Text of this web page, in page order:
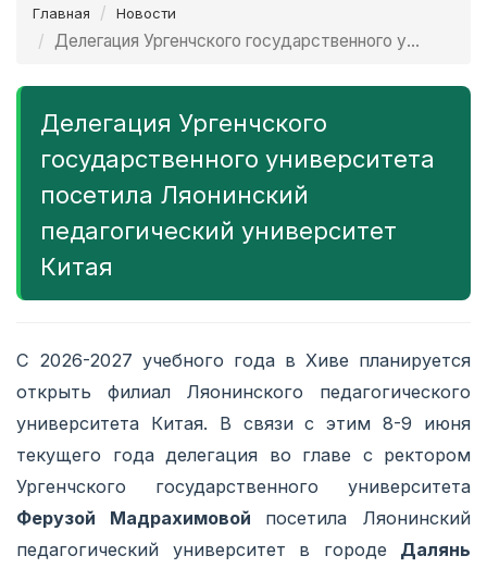
Главная Новости
Делегация Ургенчского государственного у...
Делегация Ургенчского
государственного университета
посетила Ляонинский
педагогический университет
Китая
С 2026-2027 учебного года в Хиве планируется
открыть филиал Ляонинского педагогического
университета Китая. В связи с этим 8-9 июня
текущего года делегация во главе с ректором
Ургенчского государственного университета
Ферузой Мадрахимовой посетила Ляонинский
педагогический университет в городе Далянь